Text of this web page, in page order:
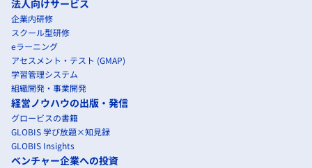
法人向けサービス
企業内研修
スクール型研修
eラーニング
アセスメント・テスト (GMAP)
学習管理システム
組織開発・事業開発
経営ノウハウの出版・発信
グロービスの書籍
GLOBIS 学び放題×知見録
GLOBIS Insights
ベンチャー企業への投資